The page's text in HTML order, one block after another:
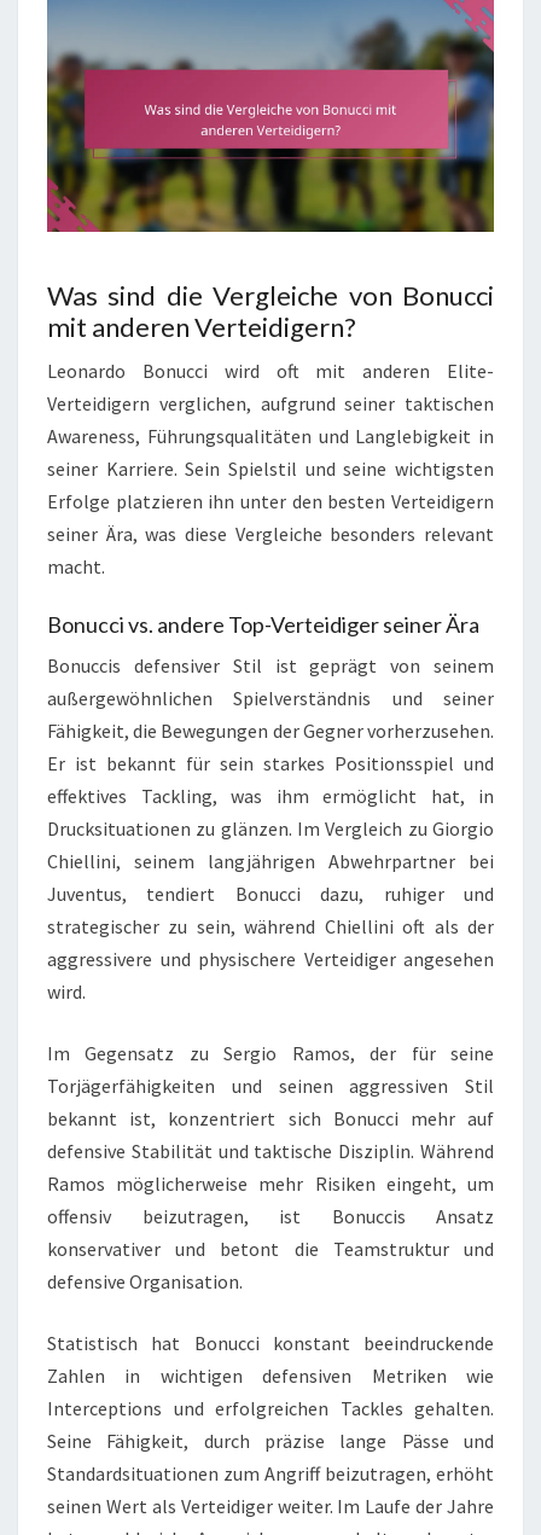
Was sind die Vergleiche von Bonucci
mit anderen Verteidigern?
Leonardo Bonucci wird oft mit anderen Elite-
Verteidigern verglichen, aufgrund seiner taktischen
Awareness, Führungsqualitäten und Langlebigkeit in
seiner Karriere. Sein Spielstil und seine wichtigsten
Erfolge platzieren ihn unter den besten Verteidigern
seiner Ära, was diese Vergleiche besonders relevant
macht.
Bonucci vs. andere Top-Verteidiger seiner Ära
Bonuccis defensiver Stil ist geprägt von seinem
außergewöhnlichen Spielverständnis und seiner
Fähigkeit, die Bewegungen der Gegner vorherzusehen.
Er ist bekannt für sein starkes Positionsspiel und
effektives Tackling, was ihm ermöglicht hat, in
Drucksituationen zu glänzen. Im Vergleich zu Giorgio
Chiellini, seinem langjährigen Abwehrpartner bei
Juventus, tendiert Bonucci dazu, ruhiger und
strategischer zu sein, während Chiellini oft als der
aggressivere und physischere Verteidiger angesehen
wird.
Im Gegensatz zu Sergio Ramos, der für seine
Torjägerfähigkeiten und seinen aggressiven Stil
bekannt ist, konzentriert sich Bonucci mehr auf
defensive Stabilität und taktische Disziplin. Während
Ramos möglicherweise mehr Risiken eingeht, um
offensiv beizutragen, ist Bonuccis Ansatz
konservativer und betont die Teamstruktur und
defensive Organisation.
Statistisch hat Bonucci konstant beeindruckende
Zahlen in wichtigen defensiven Metriken wie
Interceptions und erfolgreichen Tackles gehalten.
Seine Fähigkeit, durch präzise lange Pässe und
Standardsituationen zum Angriff beizutragen, erhöht
seinen Wert als Verteidiger weiter. Im Laufe der Jahre